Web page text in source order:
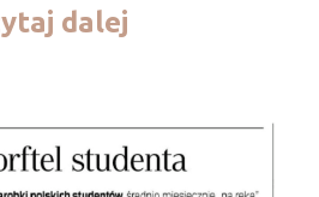
dalej